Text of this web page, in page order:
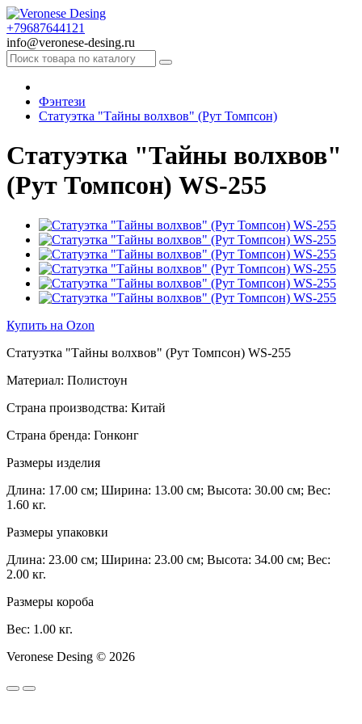
+79687644121
info@veronese-desing.ru
Фэнтези
Статуэтка "Тайны волхвов" (Рут Томпсон)
Статуэтка "Тайны волхвов"
(Рут Томпсон) WS-255
Купить на Ozon
Статуэтка "Тайны волхвов" (Рут Томпсон) WS-255
Материал: Полистоун
Страна производства: Китай
Страна бренда: Гонконг
Размеры изделия
Длина: 17.00 см; Ширина: 13.00 см; Высота: 30.00 см; Вес:
1.60 кг.
Размеры упаковки
Длина: 23.00 см; Ширина: 23.00 см; Высота: 34.00 см; Вес:
2.00 кг.
Размеры короба
Вес: 1.00 кг.
Veronese Desing © 2026